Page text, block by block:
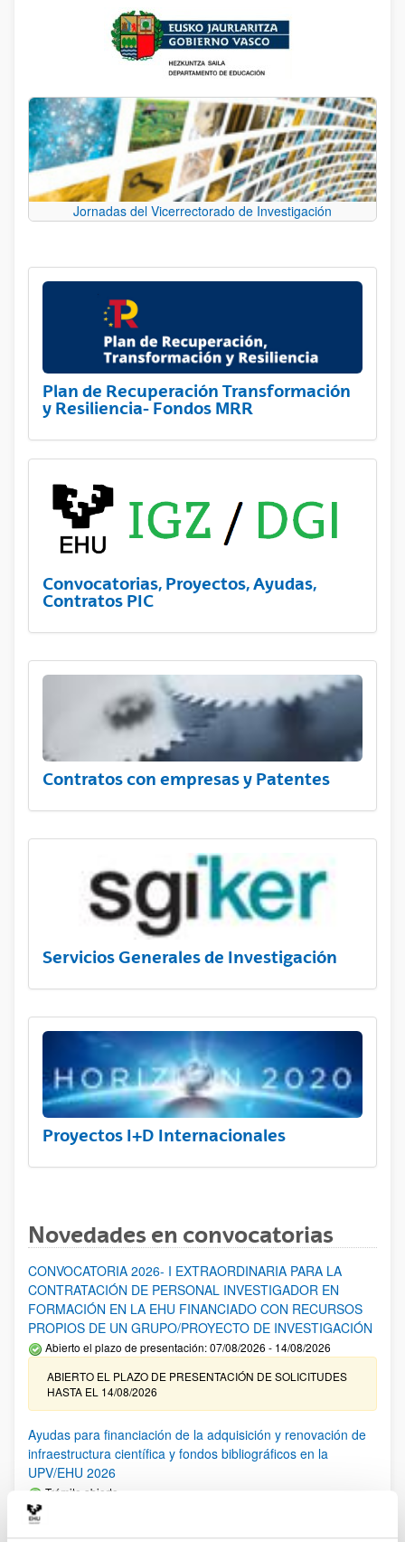
Jornadas del Vicerrectorado de Investigación
Plan de Recuperación Transformación
y Resiliencia- Fondos MRR
Convocatorias, Proyectos, Ayudas,
Contratos PIC
Contratos con empresas y Patentes
Servicios Generales de Investigación
Proyectos I+D Internacionales
Novedades en convocatorias
CONVOCATORIA 2026- I EXTRAORDINARIA PARA LA
CONTRATACIÓN DE PERSONAL INVESTIGADOR EN
FORMACIÓN EN LA EHU FINANCIADO CON RECURSOS
PROPIOS DE UN GRUPO/PROYECTO DE INVESTIGACIÓN
Abierto el plazo de presentación: 07/08/2026 - 14/08/2026
ABIERTO EL PLAZO DE PRESENTACIÓN DE SOLICITUDES
HASTA EL 14/08/2026
Ayudas para financiación de la adquisición y renovación de
infraestructura científica y fondos bibliográficos en la
UPV/EHU 2026
Trámite abierto
solicitudes admitidas y excluidas. 23/03/2026: Relación